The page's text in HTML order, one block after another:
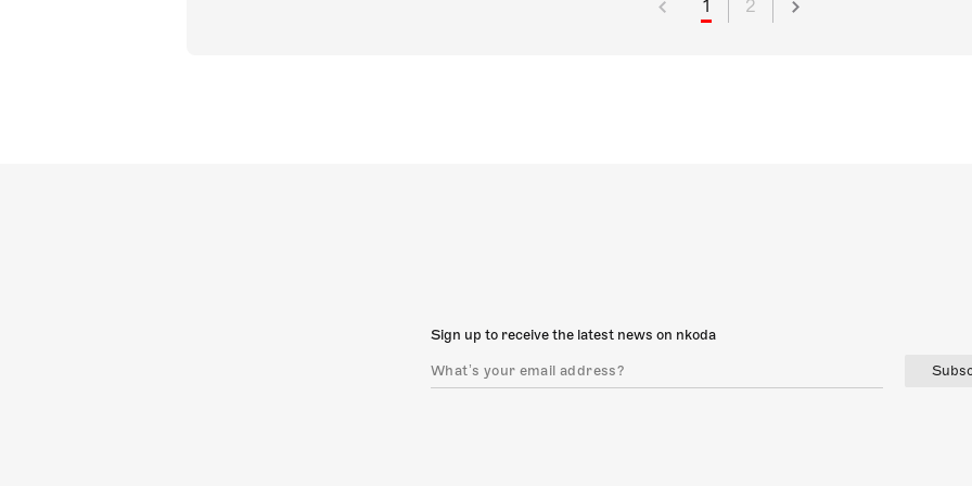
1 2
Sign up to receive the latest news on nkoda